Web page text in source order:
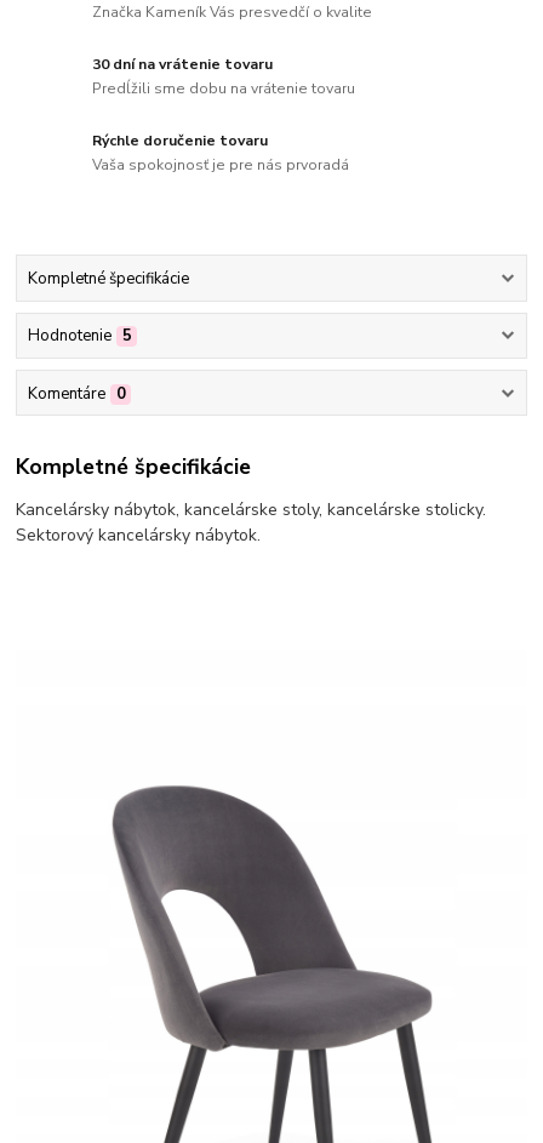
Značka Kameník Vás presvedčí o kvalite
30 dní na vrátenie tovaru
Predĺžili sme dobu na vrátenie tovaru
Rýchle doručenie tovaru
Vaša spokojnosť je pre nás prvoradá
Kompletné špecifikácie
Hodnotenie 5
Komentáre 0
Kompletné špecifikácie
Kancelársky nábytok, kancelárske stoly, kancelárske stolicky.
Sektorový kancelársky nábytok.